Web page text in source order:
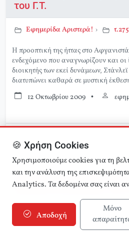
του Γ.Τ.
Εφημερίδα Αριστερά! ›
Η προοπτική της ήττας στο
ενδεχόμενο που αναγνωρίζουν και οι
διοικητής των εκεί δυνάμεων,
διατυπώνει καθαρά σε μυστική
12 Οκτωβρίου 2009 •
Ριζοσπαστική Αριστερά
αποπολιτικοποίηση, του
Εφημερίδα Αριστερά!
🍪 Χρήση Cookies
Χρησιμοποιούμε cookies για τη
και την ανάλυση της
Analytics. Τα δεδομένα σας είναι
Αποδοχή
Μόνο